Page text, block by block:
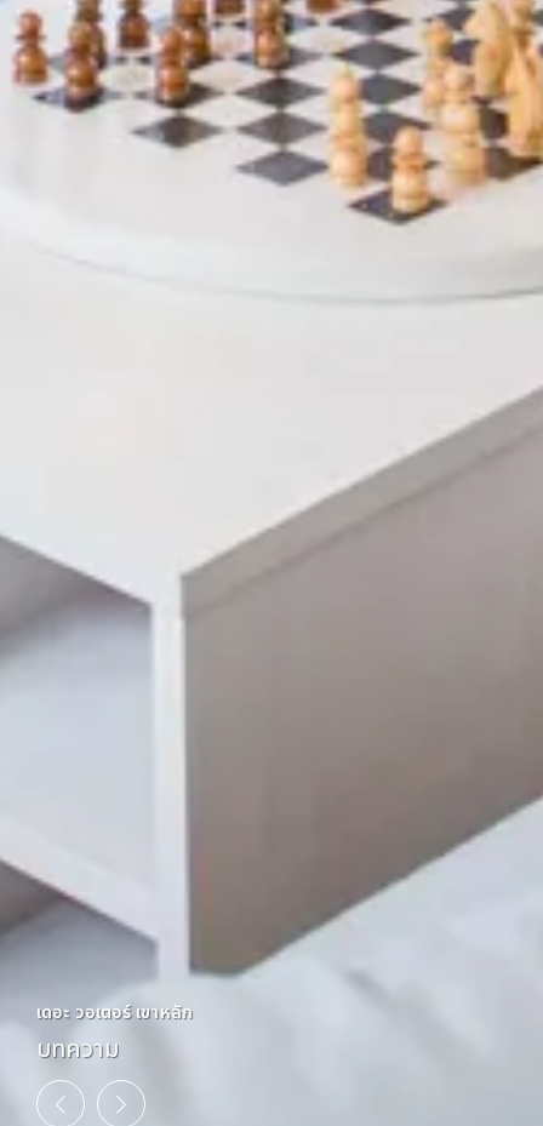
เดอะ วอเตอร์ เขาหลัก
บทความ
เดอะ วอเตอร์ เขาหลัก
บทความ
เดอะ วอเตอร์ เขาหลัก
บทความ
เดอะ วอเตอร์ เขาหลัก
บทความ
เดอะ วอเตอร์ เขาหลัก
บทความ
เดอะ วอเตอร์ เขาหลัก
บทความ
เดอะ วอเตอร์ เขาหลัก
บทความ
เดอะ วอเตอร์ เขาหลัก
บทความ
เดอะ วอเตอร์ เขาหลัก
บทความ
เดอะ วอเตอร์ เขาหลัก
บทความ